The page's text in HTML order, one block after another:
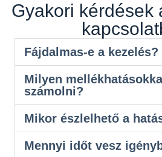
Gyakori kérdések
Fájdalmas-e a kezelés?
Milyen
számolni?
Mikor észlelhető a
Mennyi időt vesz